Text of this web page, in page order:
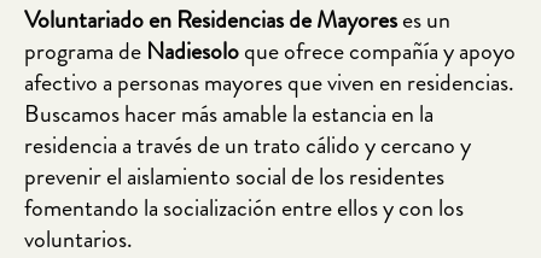
Voluntariado en Residencias de Mayoreses un
programa de Nadiesoloque ofrece compañía y apoyo
afectivo a personas mayores que viven en residencias.
Buscamos hacer más amable la estancia en la
residencia a través de un trato cálido y cercano y
prevenir el aislamiento social de los residentes
fomentando la socialización entre ellos y con los
voluntarios.